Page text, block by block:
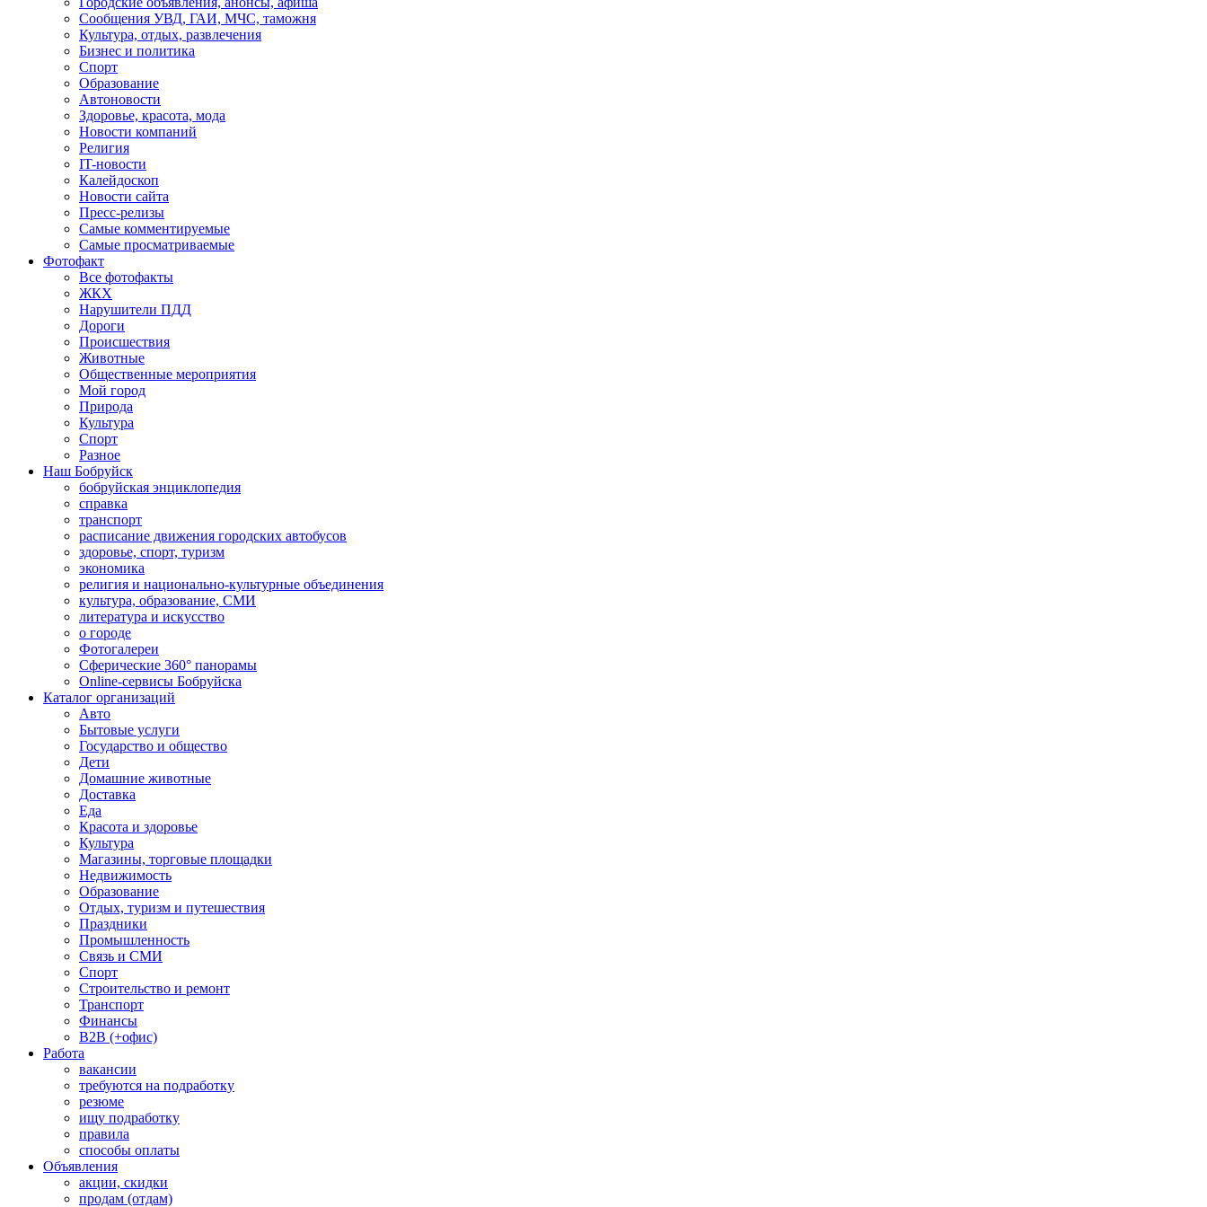
Сообщения УВД, ГАИ, МЧС, таможня
Культура, отдых, развлечения
Бизнес и политика
Спорт
Образование
Автоновости
Здоровье, красота, мода
Новости компаний
Религия
IT-новости
Калейдоскоп
Новости сайта
Пресс-релизы
Самые комментируемые
Самые просматриваемые
Фотофакт
Все фотофакты
ЖКХ
Нарушители ПДД
Дороги
Происшествия
Животные
Общественные мероприятия
Мой город
Природа
Культура
Спорт
Разное
Наш Бобруйск
бобруйская энциклопедия
справка
транспорт
расписание движения городских автобусов
здоровье, спорт, туризм
экономика
религия и национально-культурные объединения
культура, образование, СМИ
литература и искусство
о городе
Фотогалереи
Сферические 360° панорамы
Online-сервисы Бобруйска
Каталог организаций
Авто
Бытовые услуги
Государство и общество
Дети
Домашние животные
Доставка
Еда
Красота и здоровье
Культура
Магазины, торговые площадки
Недвижимость
Образование
Отдых, туризм и путешествия
Праздники
Промышленность
Связь и СМИ
Спорт
Строительство и ремонт
Транспорт
Финансы
B2B (+офис)
Работа
вакансии
требуются на подработку
резюме
ищу подработку
правила
способы оплаты
Объявления
акции, скидки
продам (отдам)